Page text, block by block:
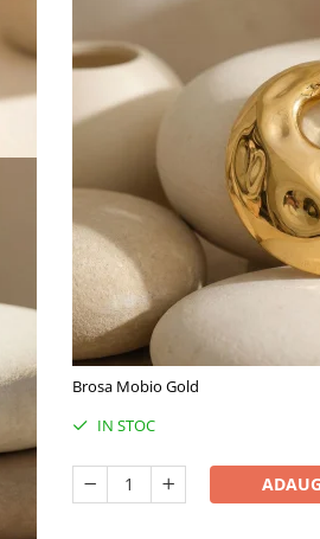
Brosa Mobio Gold
IN STOC